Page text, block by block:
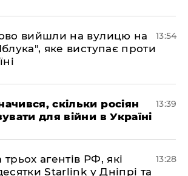
вийшли на вулицю на
яке виступає проти
13:54
скільки росіян
для війни в Україні
13:39
агентів РФ, які
Starlink у Дніпрі та
13:28